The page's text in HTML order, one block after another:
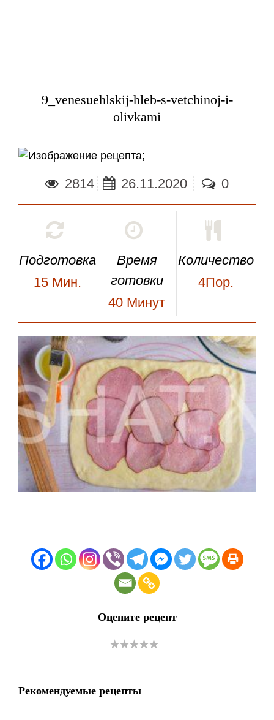
9_venesuehlskij-hleb-s-vetchinoj-i-
olivkami
;
2814 26.11.2020 0
Подготовка
15 Мин.
Время
готовки
40 Минут
Количество
4Пор.
Оцените рецепт
Рекомендуемые рецепты